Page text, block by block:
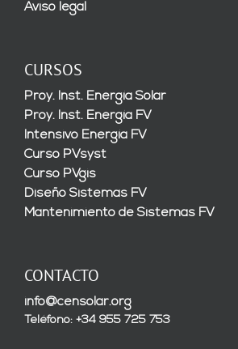
Aviso legal
CURSOS
Proy. Inst. Energía Solar
Proy. Inst. Energía FV
Intensivo Energía FV
Curso PVsyst
Curso PVgis
Diseño Sistemas FV
Mantenimiento de Sistemas FV
CONTACTO
info@censolar.org
Teléfono: +34 955 725 753